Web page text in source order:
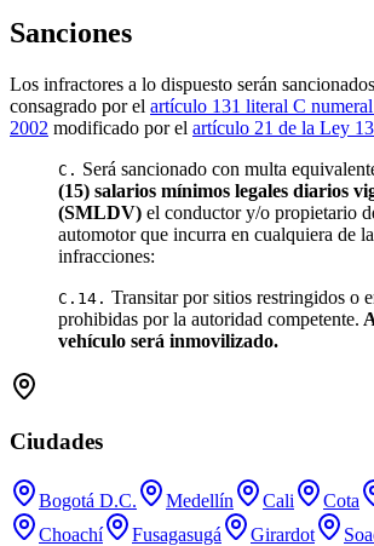
Sanciones
Los infractores a lo dispuesto serán
consagrado por el artículo 131 literal C
2002 modificado por el artículo 21 de la Ley
C. Será sancionado con multa
(15) salarios mínimos legales diarios
(SMLDV) el conductor y/o propietario
automotor que incurra en cualquiera de
infracciones:
C.14. Transitar por sitios restringidos o
prohibidas por la autoridad competente.
vehículo será inmovilizado.
Ciudades
Bogotá D.C. Medellín Cali Cota
Choachí
Fusagasugá Girardot